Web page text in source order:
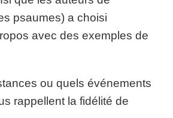
psaumes) a choisi
avec des exemples de
ou quels événements
rappellent la fidélité de